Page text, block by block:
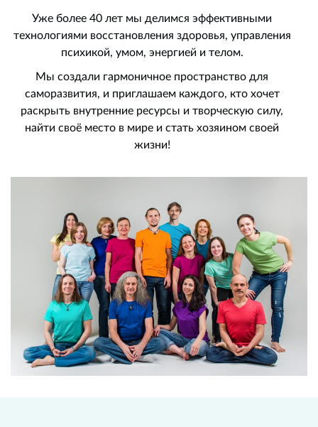
Уже более 40 лет мы делимся эффективными
технологиями восстановления здоровья, управления
психикой, умом, энергией и телом.
Мы создали гармоничное пространство для
саморазвития, и приглашаем каждого, кто хочет
раскрыть внутренние ресурсы и творческую силу,
найти своё место в мире и стать хозяином своей
жизни!